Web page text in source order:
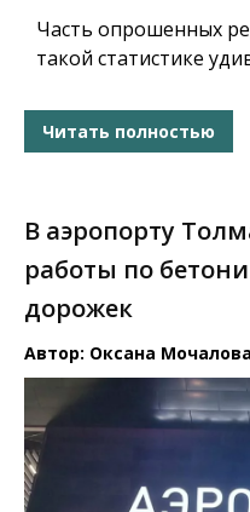
Часть опрошенных
такой статистике
Читать полностью
В аэропорту
работы по
дорожек
Автор: Оксана Мочалова